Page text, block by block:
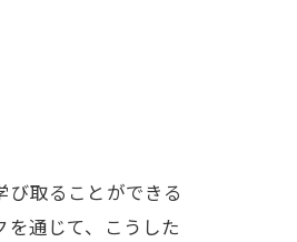
取ることができる
通じて、こうした